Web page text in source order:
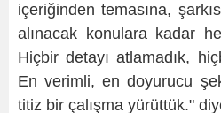
içeriğinden temasına,
alınacak konulara kadar
Hiçbir detayı atlamadık,
En verimli, en doyurucu
titiz bir çalışma yürüttük."